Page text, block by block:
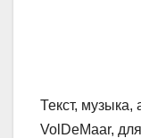
Текст,
VolDeMaar,